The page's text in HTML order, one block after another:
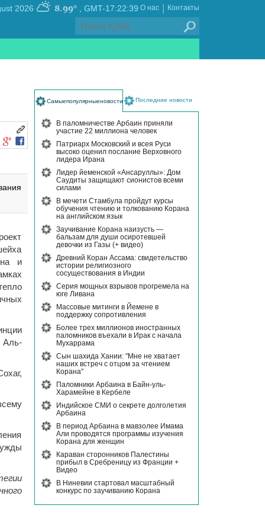
GMT-17:22:39
8.99° Контакты
|
О нас
и
Аль-
Самыепопулярныеновости Последние новости
В паломничестве Арбаин приняли
участие 22 миллиона человек
Патриарх Московский и всея Руси
высоко оценил послание Верховного
лидера Ирана
Лидер йеменской «Ансаруллы»: Дом
Саудиты защищают сионистов всеми
силами
В мечети Стамбула пройдут курсы
обучения чтению и толкованию Корана
на английском язык
Заучивание Корана наизусть —
бальзам для души осиротевшей
девочки из Газы (+ видео)
Древний Коран Ассама: свидетельство
истории религиозного
сосуществования в Индии
Серия мощных взрывов прогремела на
юге Ливана
Массовые митинги в Йемене в
поддержку сопротивления
Более трех миллионов иностранных
паломников въехали в Ирак с начала
Мухаррама
Сын шахида Хании: "Мне не хватает
наших встреч с отцом за чтением
Корана"
Паломники Арбаина в Байн-уль-
Харамейне в Кербеле
Индийское СМИ о секрете долголетия
Арбаина
В период Арбаина в мавзолее Имама
Али проводятся программы изучения
Корана для женщин
Караван сторонников Палестины
прибыл в Сребреницу из Франции +
Видео
В Ниневии стартовал масштабный
конкурс по заучиванию Корана